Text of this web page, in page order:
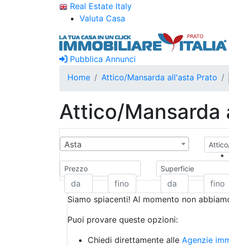
Real Estate Italy
Valuta Casa
Pubblica Annunci
Home
Attico/Mansarda all'asta Prato
Attico/Mansarda
Asta
Prezzo Superficie
Siamo spiacenti! Al momento non
Puoi provare queste opzioni:
Chiedi direttamente alle Agenzie